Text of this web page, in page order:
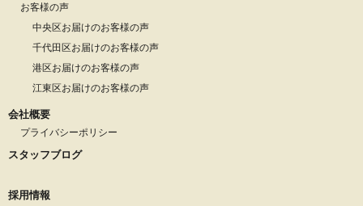
お客様の声
中央区お届けのお客様の声
千代田区お届けのお客様の声
港区お届けのお客様の声
江東区お届けのお客様の声
会社概要
プライバシーポリシー
スタッフブログ
採用情報